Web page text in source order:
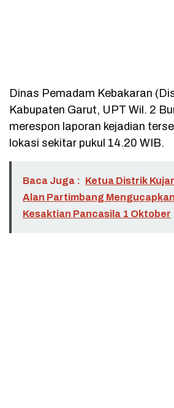
Dinas Pemadam Kebakaran
Kabupaten Garut, UPT Wil. 2
merespon laporan kejadian
lokasi sekitar pukul 14.20 WIB.
Baca Juga : Ketua Distrik
Alan Partimbang
Kesaktian Pancasila 1 Oktober